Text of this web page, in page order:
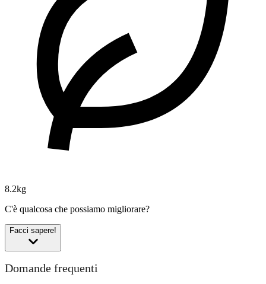
8.2kg
C'è qualcosa che possiamo migliorare?
Facci sapere!
Domande frequenti